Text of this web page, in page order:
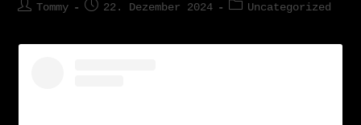
Tommy 22. Dezember 2024 Uncategorized